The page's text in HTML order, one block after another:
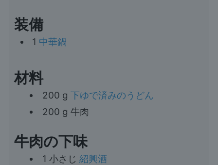
装備
1 中華鍋
材料
200 g 下ゆで済みのうどん
200 g 牛肉
牛肉の下味
1 小さじ 紹興酒